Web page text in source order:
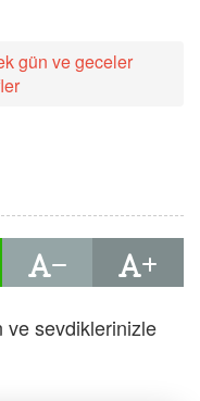
gün ve geceler
ve sevdiklerinizle